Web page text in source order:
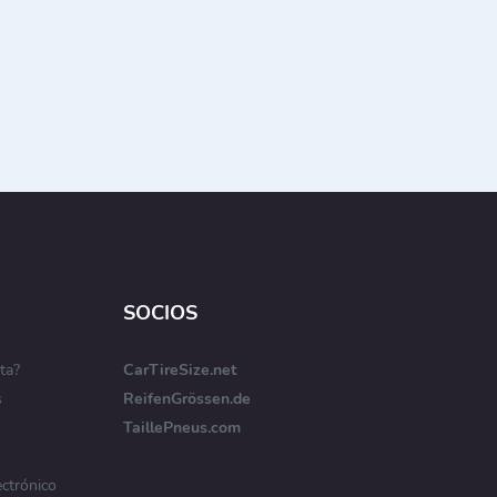
SOCIOS
CarTireSize.net
ReifenGrössen.de
TaillePneus.com